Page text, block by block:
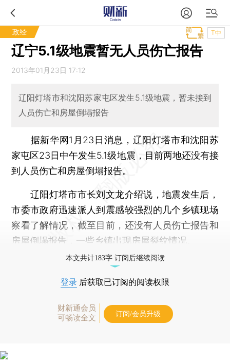
政经 T中
辽宁5.1级地震暂无人员伤亡报告
2013年01月23日 17:12
辽阳灯塔市和沈阳苏家屯区发生5.1级地震，暂未接到
人员伤亡和房屋倒塌报告
据新华网1月23日消息，辽阳灯塔市和沈阳苏
家屯区23日中午发生5.1级地震，目前两地还没有接
到人员伤亡和房屋倒塌报告。
辽阳灯塔市市长刘文龙介绍说，地震发生后，
市委市政府迅速派人到震感较强烈的几个乡镇现场
察看了解情况，截至目前，还没有人员伤亡报告和
房屋倒塌报告，一些乡镇出现房屋裂纹情况。
本文共计183字 订阅后继续阅读
登录 后获取已订阅的阅读权限
财新通会员
可畅读全文
订阅/会员升级